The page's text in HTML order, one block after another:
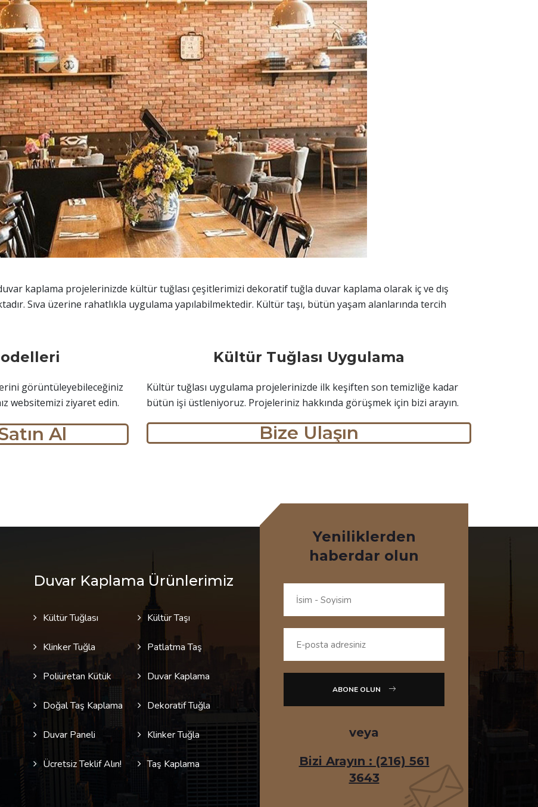
kaplama projelerinizde kültür tuğlası çeşitlerimizi dekoratif tuğla duvar kaplama olarak iç ve dış
Sıva üzerine rahatlıkla uygulama yapılabilmektedir. Kültür taşı, bütün yaşam alanlarında tercih
görüntüleyebileceğiniz
websitemizi ziyaret edin.
Al
Kültür Tuğlası Uygulama
Kültür tuğlası uygulama projelerinizde ilk keşiften son temizliğe kadar
bütün işi üstleniyoruz. Projeleriniz hakkında görüşmek için bizi arayın.
Bize Ulaşın
Duvar Kaplama Ürünlerimiz
Kültür Tuğlası Kültür Taşı
Klinker Tuğla Patlatma Taş
Poliüretan Kütük Duvar Kaplama
Doğal Taş Kaplama Dekoratif Tuğla
Duvar Paneli Klinker Tuğla
Ücretsiz Teklif Alın! Taş Kaplama
Yeniliklerden
haberdar olun
ABONE OLUN
veya
Bizi Arayın : (216) 561
3643